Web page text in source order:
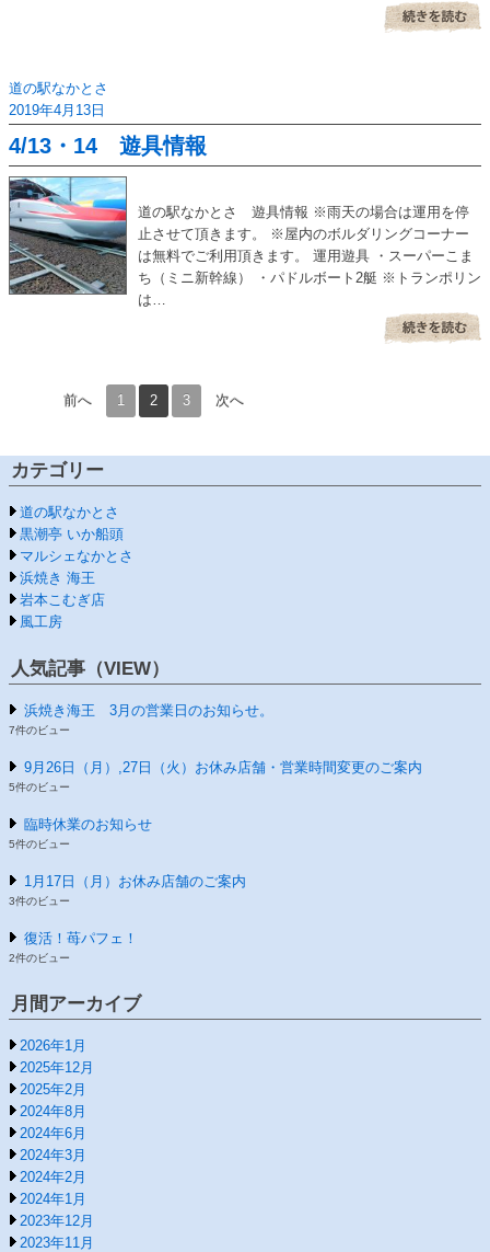
道の駅なかとさ
2019年4月13日
4/13・14 遊具情報
道の駅なかとさ 遊具情報 ※雨天の場合は運用を停
止させて頂きます。 ※屋内のボルダリングコーナー
は無料でご利用頂きます。 運用遊具 ・スーパーこま
ち（ミニ新幹線） ・パドルボート2艇 ※トランポリン
は…
前へ 1 2 3 次へ
カテゴリー
道の駅なかとさ
黒潮亭 いか船頭
マルシェなかとさ
浜焼き 海王
岩本こむぎ店
風工房
人気記事（VIEW）
浜焼き海王 3月の営業日のお知らせ。
7件のビュー
9月26日（月）,27日（火）お休み店舗・営業時間変更のご案内
5件のビュー
臨時休業のお知らせ
5件のビュー
1月17日（月）お休み店舗のご案内
3件のビュー
復活！苺パフェ！
2件のビュー
月間アーカイブ
2026年1月
2025年12月
2025年2月
2024年8月
2024年6月
2024年3月
2024年2月
2024年1月
2023年12月
2023年11月